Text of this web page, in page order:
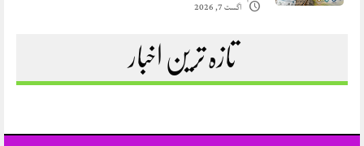
اگست 7, 2026
تازہ ترین اخبار